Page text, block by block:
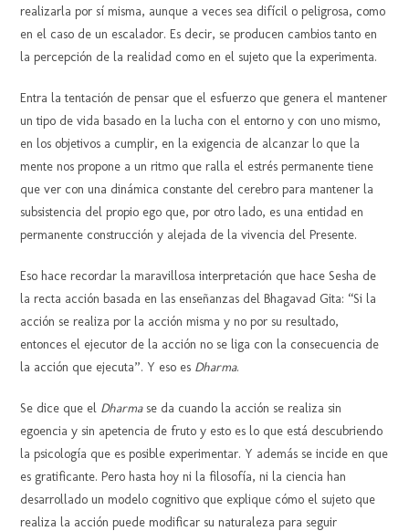
realizarla por sí misma, aunque a veces sea difícil o peligrosa, como
en el caso de un escalador. Es decir, se producen cambios tanto en
la percepción de la realidad como en el sujeto que la experimenta.
Entra la tentación de pensar que el esfuerzo que genera el mantener
un tipo de vida basado en la lucha con el entorno y con uno mismo,
en los objetivos a cumplir, en la exigencia de alcanzar lo que la
mente nos propone a un ritmo que ralla el estrés permanente tiene
que ver con una dinámica constante del cerebro para mantener la
subsistencia del propio ego que, por otro lado, es una entidad en
permanente construcción y alejada de la vivencia del Presente.
Eso hace recordar la maravillosa interpretación que hace Sesha de
la recta acción basada en las enseñanzas del Bhagavad Gita: “Si la
acción se realiza por la acción misma y no por su resultado,
entonces el ejecutor de la acción no se liga con la consecuencia de
la acción que ejecuta”. Y eso es Dharma.
Se dice que el Dharma se da cuando la acción se realiza sin
egoencia y sin apetencia de fruto y esto es lo que está descubriendo
la psicología que es posible experimentar. Y además se incide en que
es gratificante. Pero hasta hoy ni la filosofía, ni la ciencia han
desarrollado un modelo cognitivo que explique cómo el sujeto que
realiza la acción puede modificar su naturaleza para seguir